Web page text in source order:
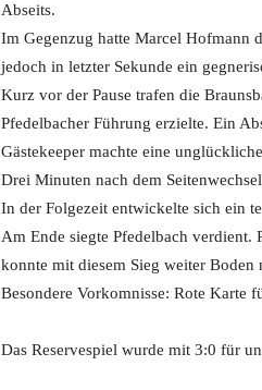
Abseits.
Im Gegenzug hatte Marcel Hofmann
jedoch in letzter Sekunde ein
Kurz vor der Pause trafen die
Pfedelbacher Führung erzielte. Ein
Gästekeeper machte eine
Drei Minuten nach dem
In der Folgezeit entwickelte sich ein
Am Ende siegte Pfedelbach verdient.
konnte mit diesem Sieg weiter Boden
Besondere Vorkomnisse: Rote Karte
Das Reservespiel wurde mit 3:0 für